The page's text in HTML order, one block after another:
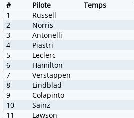
# Pilote Temps
1
Russell
2
Norris
3
Antonelli
4
Piastri
5
Leclerc
6
Hamilton
7
Verstappen
8
Lindblad
9
Colapinto
10
Sainz
11
Lawson